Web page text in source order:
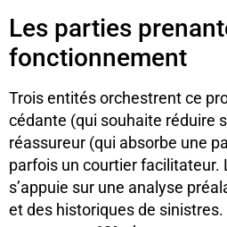
Les parties
fonctionnement
Trois entités orchestrent ce
cédante (qui souhaite réduire
réassureur (qui absorbe une
parfois un courtier facilitateur.
s’appuie sur une analyse
et des historiques de